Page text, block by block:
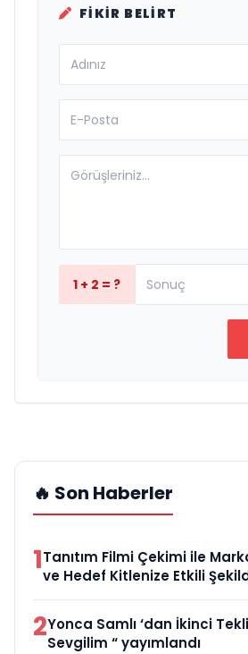
FIKIR BELIRT
1 + 2 = ?
🔥 Son Haberler
1Tanıtım Filmi Çekimi ile
ve Hedef Kitlenize Etkili
2Yonca Samlı ‘dan İkinci
Sevgilim “ yayımlandı